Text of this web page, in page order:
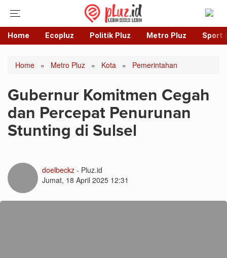
Home Ecopluz Politik Pluz Metro Pluz Sport
Home » Metro Pluz » Kota » Pemerintahan
Gubernur Komitmen Cegah
dan Percepat Penurunan
Stunting di Sulsel
doelbeckz - Pluz.id
Jumat, 18 April 2025 12:31